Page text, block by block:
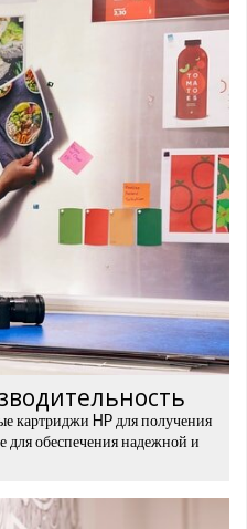
картриджи HP для получения
для обеспечения надежной и